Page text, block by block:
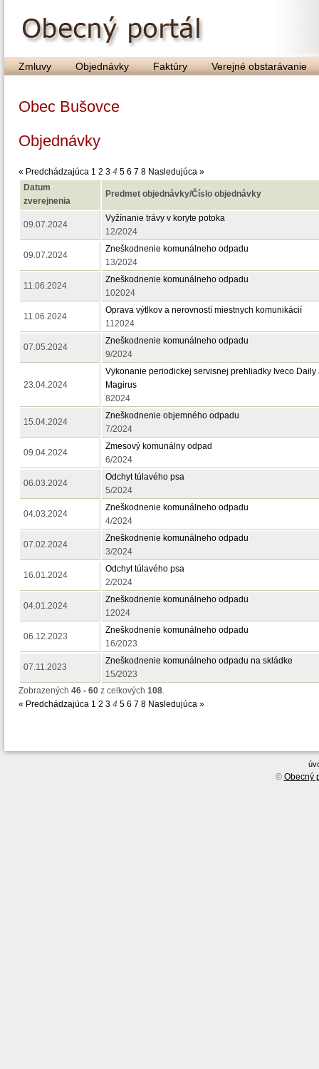
Zmluvy Objednávky Faktúry Verejné obstarávanie
Obec Bušovce
Objednávky
« Predchádzajúca 1 2 3 4 5 6 7 8 Nasledujúca »
Datum
zverejnenia
Predmet objednávky/Číslo objednávky
09.07.2024
Vyžínanie trávy v koryte potoka
12/2024
09.07.2024
Zneškodnenie komunálneho odpadu
13/2024
11.06.2024
Zneškodnenie komunálneho odpadu
102024
11.06.2024
Oprava výtlkov a nerovností miestnych komunikácií
112024
07.05.2024
Zneškodnenie komunálneho odpadu
9/2024
23.04.2024
Vykonanie periodickej servisnej prehliadky Iveco Daily
Magirus
82024
15.04.2024
Zneškodnenie objemného odpadu
7/2024
09.04.2024
Zmesový komunálny odpad
6/2024
06.03.2024
Odchyt túlavého psa
5/2024
04.03.2024
Zneškodnenie komunálneho odpadu
4/2024
07.02.2024
Zneškodnenie komunálneho odpadu
3/2024
16.01.2024
Odchyt túlavého psa
2/2024
04.01.2024
Zneškodnenie komunálneho odpadu
12024
06.12.2023
Zneškodnenie komunálneho odpadu
16/2023
07.11.2023
Zneškodnenie komunálneho odpadu na skládke
15/2023
Zobrazených 46 - 60 z celkových 108.
« Predchádzajúca 1 2 3 4 5 6 7 8 Nasledujúca »
© Obecný